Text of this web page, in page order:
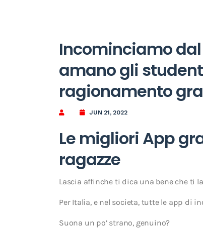
Incominciamo
amano gli
ragionamento
JUN 21, 2022
Le migliori App
ragazze
Lascia affinche ti dica una bene che ti
Per Italia, e nel societa, tutte le app di
Suona un po’ strano, genuino?